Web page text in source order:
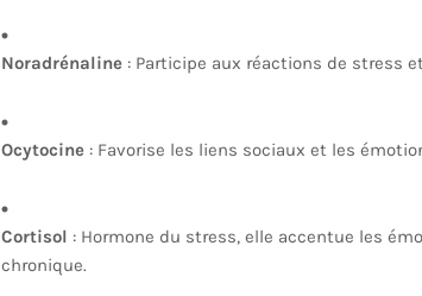
Noradrénaline: Participe aux réactions de stress
Ocytocine: Favorise les liens sociaux et les
Cortisol : Hormone du stress, elle accentue les
chronique.